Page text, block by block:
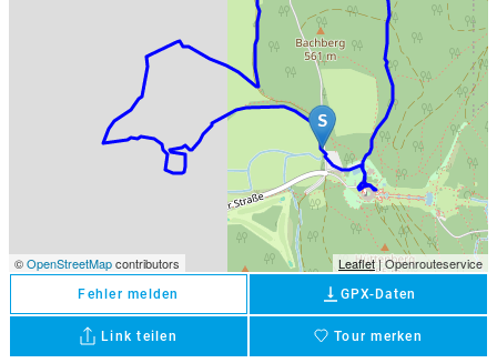
©OpenStreetMapcontributors Leaflet| Openrouteservice
Fehler melden vertical_align_bottom GPX-Daten
Link teilen favorite
Tour merken